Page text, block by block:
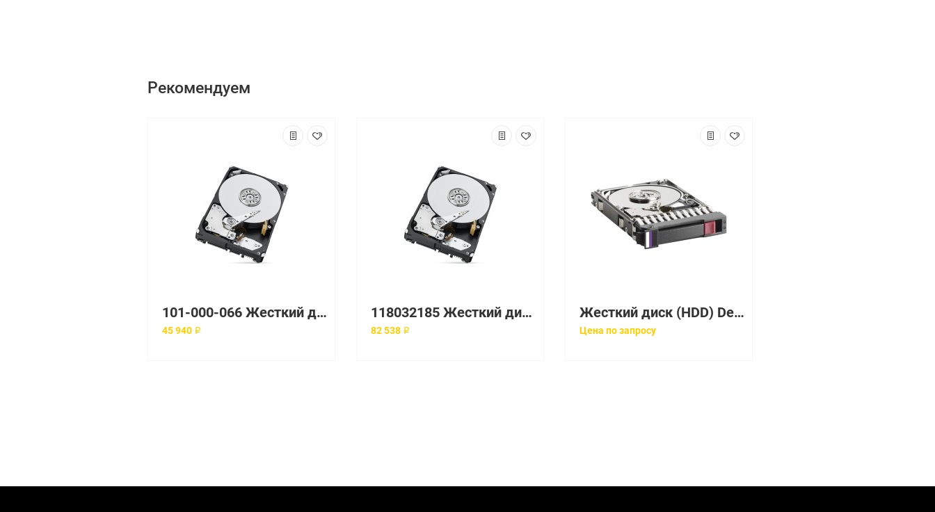
Рекомендуем
101-000-066 Жесткий диск EMC
45 940 ₽
118032185 Жесткий диск EMC
82 538 ₽
Жесткий диск (HDD) Dell 5050344 600GB SAS 10K EMC, 2.5 "
Цена по запросу